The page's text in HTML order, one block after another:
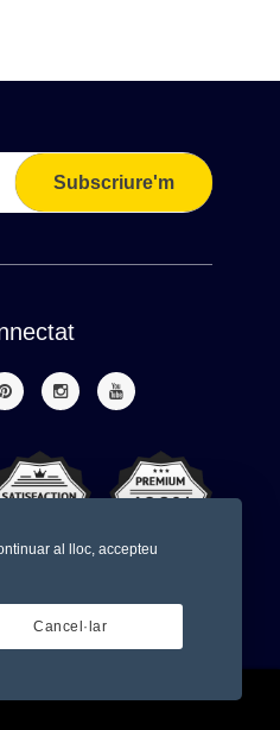
Subscriure'm
al lloc, accepteu
Cancel·lar